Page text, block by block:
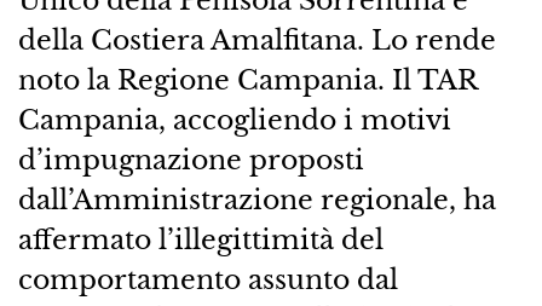
della Costiera Amalfitana. Lo rende
noto la Regione Campania. Il TAR
Campania, accogliendo i motivi
d’impugnazione proposti
dall’Amministrazione regionale, ha
affermato l’illegittimità del
comportamento assunto dal